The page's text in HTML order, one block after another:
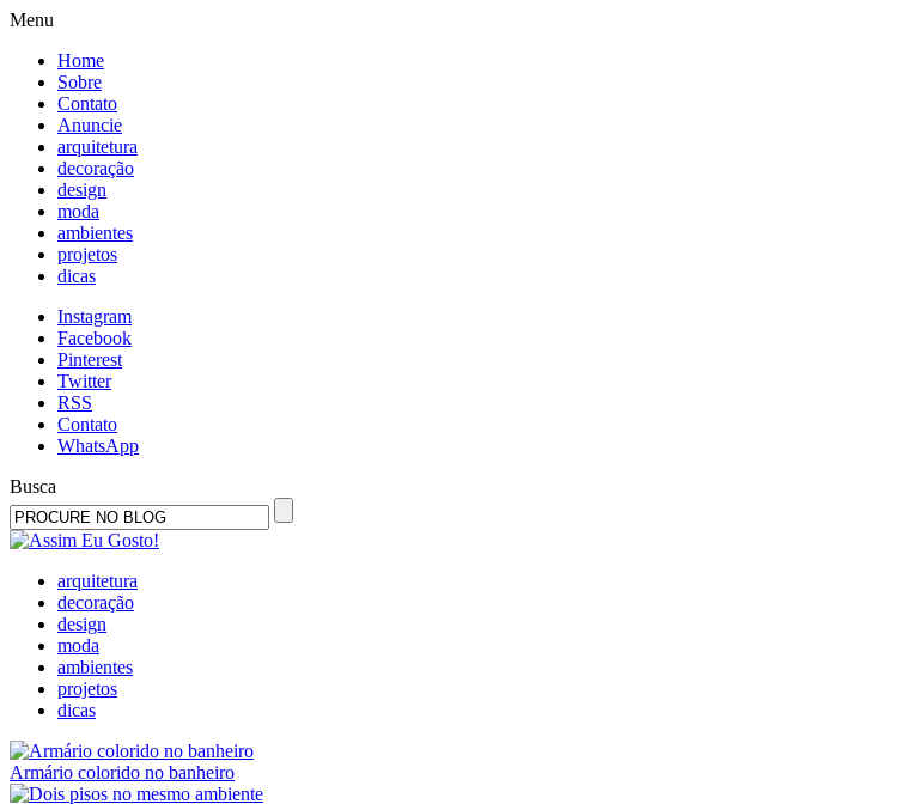
Menu
Home
Sobre
Contato
Anuncie
arquitetura
decoração
design
moda
ambientes
projetos
dicas
Instagram
Facebook
Pinterest
Twitter
RSS
Contato
WhatsApp
Busca
arquitetura
decoração
design
moda
ambientes
projetos
dicas
Armário colorido no banheiro